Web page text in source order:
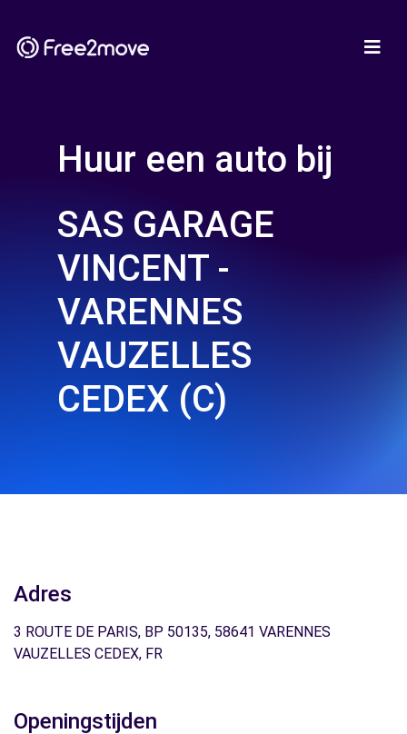
Huur een auto bij
SAS GARAGE
VINCENT -
VARENNES
VAUZELLES
CEDEX (C)
Adres
3 ROUTE DE PARIS, BP 50135, 58641 VARENNES
VAUZELLES CEDEX, FR
Openingstijden